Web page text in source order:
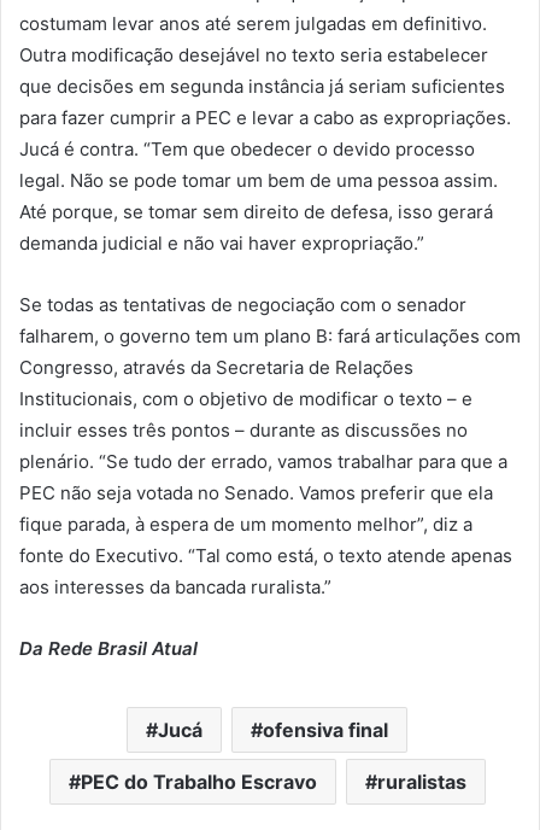
costumam levar anos até serem julgadas em definitivo.
Outra modificação desejável no texto seria estabelecer
que decisões em segunda instância já seriam suficientes
para fazer cumprir a PEC e levar a cabo as expropriações.
Jucá é contra. “Tem que obedecer o devido processo
legal. Não se pode tomar um bem de uma pessoa assim.
Até porque, se tomar sem direito de defesa, isso gerará
demanda judicial e não vai haver expropriação.”
Se todas as tentativas de negociação com o senador
falharem, o governo tem um plano B: fará articulações com
Congresso, através da Secretaria de Relações
Institucionais, com o objetivo de modificar o texto – e
incluir esses três pontos – durante as discussões no
plenário. “Se tudo der errado, vamos trabalhar para que a
PEC não seja votada no Senado. Vamos preferir que ela
fique parada, à espera de um momento melhor”, diz a
fonte do Executivo. “Tal como está, o texto atende apenas
aos interesses da bancada ruralista.”
Da Rede Brasil Atual
Jucá ofensiva final
PEC do Trabalho Escravo ruralistas